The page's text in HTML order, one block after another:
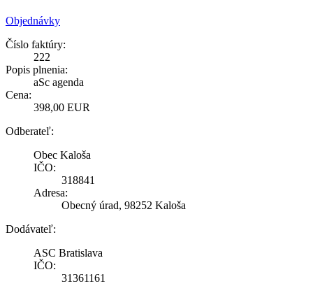
Objednávky
Číslo faktúry:
222
Popis plnenia:
aSc agenda
Cena:
398,00 EUR
Odberateľ:
Obec Kaloša
IČO:
318841
Adresa:
Obecný úrad, 98252 Kaloša
Dodávateľ:
ASC Bratislava
IČO:
31361161